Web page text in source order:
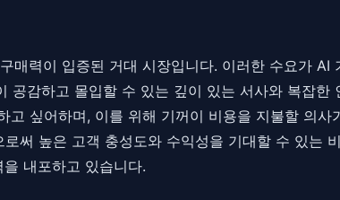
력이 입증된 거대 시장입니다. 이러한 수요가
감하고 몰입할 수 있는 깊이 있는 서사와 복잡
싶어하며, 이를 위해 기꺼이 비용을 지불할 의사
써 높은 고객 충성도와 수익성을 기대할 수 있는
내포하고 있습니다.